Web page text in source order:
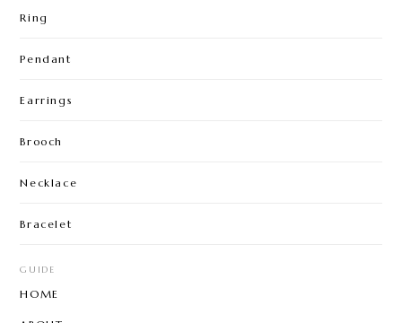
Ring
Pendant
Earrings
Brooch
Necklace
Bracelet
GUIDE
HOME